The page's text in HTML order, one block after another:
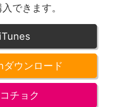
できます。
iTunes
ウンロード
チョク